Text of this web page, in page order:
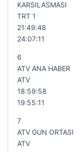
KARSILASMASI
TRT 1
21:49:48
24:07:11
6
ATV ANA HABER
ATV
18:59:58
19:55:11
7
ATV GUN ORTASI
ATV